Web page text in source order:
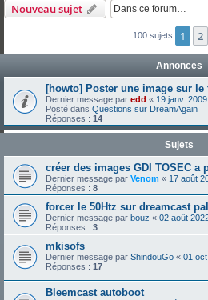
Nouveau sujet
100 sujets 1 2
Annonces
[howto] Poster une image sur le
Dernier message par edd « 19 janv.
Posté dans Questions sur DreamAgain
Réponses : 14
Sujets
créer des images GDI TOSEC a
Dernier message par Venom « 17 août
Réponses : 8
forcer le 50Htz sur dreamcast
Dernier message par bouz « 02 août
Réponses : 3
mkisofs
Dernier message par ShindouGo « 01
Réponses : 17
Bleemcast autoboot